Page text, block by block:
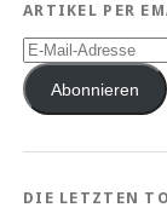
ARTIKEL PER
E-
Mail-
AdresseAbonnieren
DIE LETZTEN